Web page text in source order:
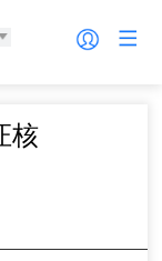
核